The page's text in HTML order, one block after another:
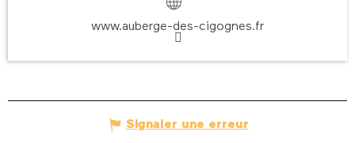
www.auberge-des-cigognes.fr
Signaler une erreur